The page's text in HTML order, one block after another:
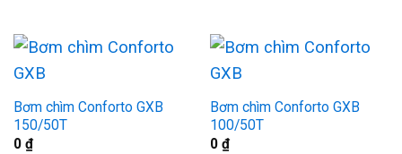
Bơm chìm Conforto GXB
150/50T
0 ₫
Bơm chìm Conforto GXB
100/50T
0 ₫